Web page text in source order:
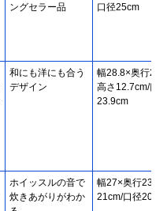
ングセラー品
口径25cm
和にも洋にも合う
デザイン
幅28.8×奥行
高さ12.7cm/口
23.9cm
ホイッスルの音で
炊きあがりがわか
幅27×奥行23×高
21cm/口径20cm